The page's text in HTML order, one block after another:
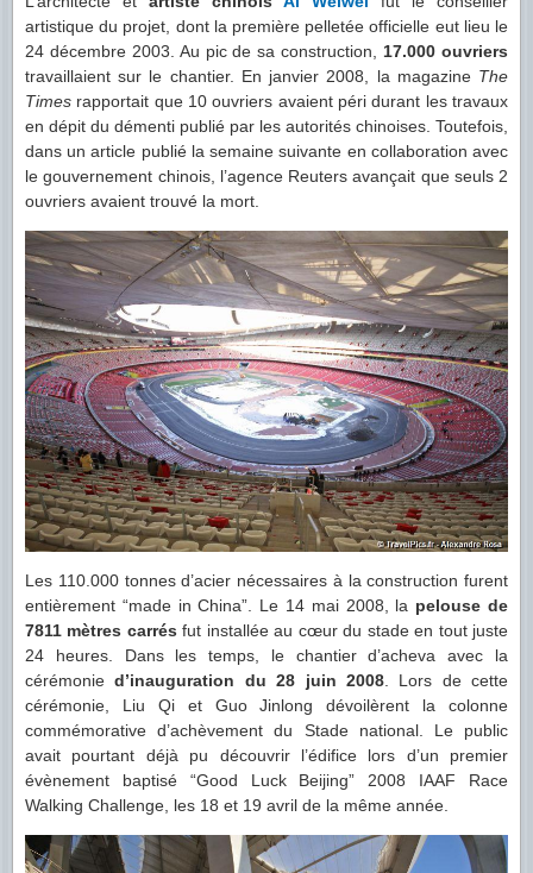
artistique du projet, dont la première pelletée officielle eut lieu le
24 décembre 2003. Au pic de sa construction, 17.000 ouvriers
travaillaient sur le chantier. En janvier 2008, la magazine The
Times rapportait que 10 ouvriers avaient péri durant les travaux
en dépit du démenti publié par les autorités chinoises. Toutefois,
dans un article publié la semaine suivante en collaboration avec
le gouvernement chinois, l’agence Reuters avançait que seuls 2
ouvriers avaient trouvé la mort.
Les 110.000 tonnes d’acier nécessaires à la construction furent
entièrement “made in China”. Le 14 mai 2008, la pelouse de
7811 mètres carrés fut installée au cœur du stade en tout juste
24 heures. Dans les temps, le chantier d’acheva avec la
cérémonied’inauguration du 28 juin 2008. Lors de cette
cérémonie, Liu Qi et Guo Jinlong dévoilèrent la colonne
commémorative d’achèvement du Stade national. Le public
avait pourtant déjà pu découvrir l’édifice lors d’un premier
évènement baptisé “Good Luck Beijing” 2008 IAAF Race
Walking Challenge, les 18 et 19 avril de la même année.